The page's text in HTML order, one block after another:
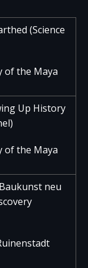
(Science
of the Maya
Up History
of the Maya
neu